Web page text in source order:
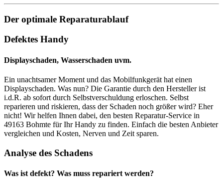
Der optimale Reparaturablauf
Defektes Handy
Displayschaden, Wasserschaden uvm.
Ein unachtsamer Moment und das Mobilfunkgerät hat einen
Displayschaden. Was nun? Die Garantie durch den Hersteller ist
i.d.R. ab sofort durch Selbstverschuldung erloschen. Selbst
reparieren und riskieren, dass der Schaden noch größer wird? Eher
nicht! Wir helfen Ihnen dabei, den besten Reparatur-Service in
49163 Bohmte für Ihr Handy zu finden. Einfach die besten Anbieter
vergleichen und Kosten, Nerven und Zeit sparen.
Analyse des Schadens
Was ist defekt? Was muss repariert werden?